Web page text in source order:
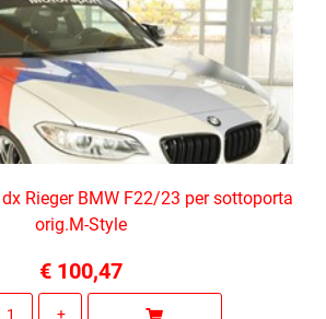
Rieger BMW F22/23 per sottoporta
orig.M-Style
€ 100,47